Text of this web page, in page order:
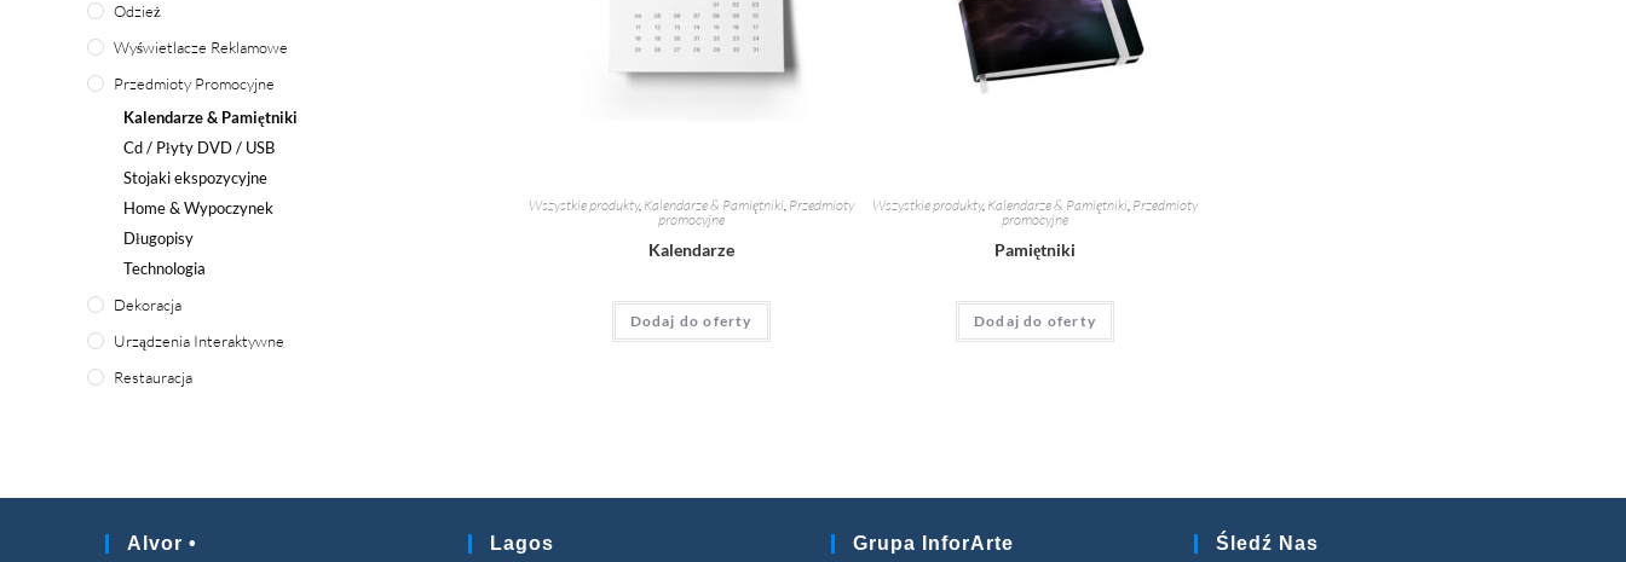
Wszystkie produkty, Kalendarze & Pamiętniki, Przedmioty
promocyjne
Kalendarze
Dodaj do oferty
Wszystkie produkty, Kalendarze & Pamiętniki, Przedmioty
promocyjne
Pamiętniki
Dodaj do oferty
Odzież
Wyświetlacze Reklamowe
Przedmioty Promocyjne
Kalendarze & Pamiętniki
Cd / Płyty DVD / USB
Stojaki ekspozycyjne
Home& Wypoczynek
Długopisy
Technologia
Dekoracja
Urządzenia Interaktywne
Restauracja
Alvor • Lagos Grupa InforArte Śledź Nas